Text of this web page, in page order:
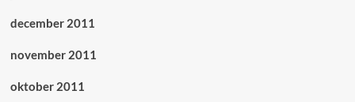
december 2011
november 2011
oktober 2011